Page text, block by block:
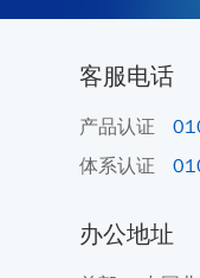
客服电话
产品认证
体系认证
办公地址